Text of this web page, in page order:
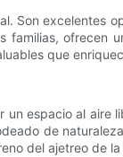
Son
familias,
que
espacio al
de
del ajetreo de